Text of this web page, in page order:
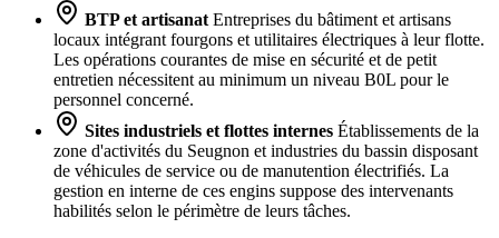
BTP et artisanatEntreprises du bâtiment et artisans
locaux intégrant fourgons et utilitaires électriques à leur flotte.
Les opérations courantes de mise en sécurité et de petit
entretien nécessitent au minimum un niveau B0L pour le
personnel concerné.
Sites industriels et flottes internes Établissements de la
zone d'activités du Seugnon et industries du bassin disposant
de véhicules de service ou de manutention électrifiés. La
gestion en interne de ces engins suppose des intervenants
habilités selon le périmètre de leurs tâches.